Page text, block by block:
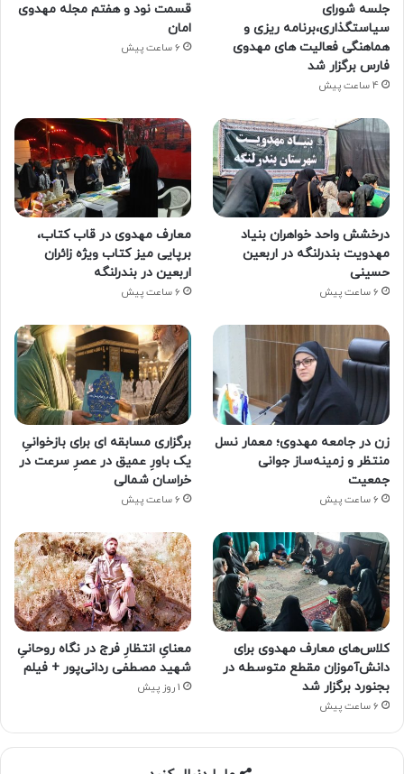
جلسه شورای
سیاستگذاری،برنامه ریزی و
هماهنگی فعالیت های مهدوی
فارس برگزار شد
4 ساعت پیش
قسمت نود و هفتم مجله مهدوی
امان
6 ساعت پیش
درخشش واحد خواهران بنیاد
مهدویت بندرلنگه در اربعین
حسینی
6 ساعت پیش
معارف مهدوی در قاب کتاب،
برپایی میز کتاب ویژه زائران
اربعین در بندرلنگه
6 ساعت پیش
زن در جامعه مهدوی؛ معمار نسل
منتظر و زمینه‌ساز جوانی
جمعیت
6 ساعت پیش
برگزاری مسابقه ای برای بازخوانیِ
یک باورِ عمیق در عصرِ سرعت در
خراسان شمالی
6 ساعت پیش
کلاس‌های معارف مهدوی برای
دانش‌آموزان مقطع متوسطه در
بجنورد برگزار شد
6 ساعت پیش
معنایِ انتظارِ فرج در نگاه روحانیِ
شهید مصطفی ردانی‌پور + فیلم
1 روز پیش